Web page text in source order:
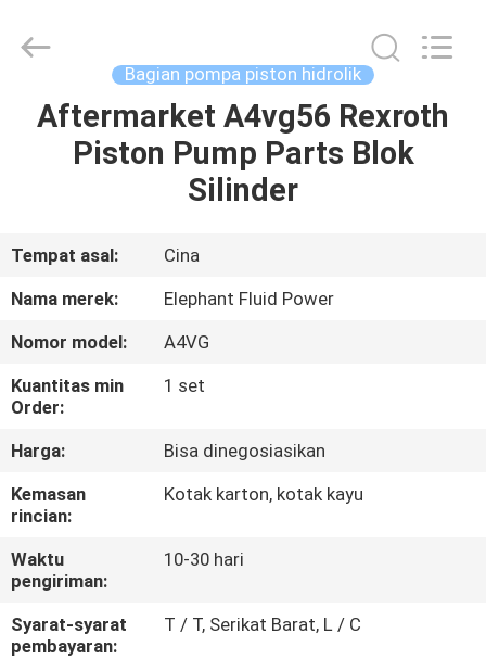
RUMAH
TENTANG
KAMI
TUR
PABRIK
KONTROL
KUALITAS
HUBUNGI
KAMI
Power
Co.,Ltd.
Reserved.
Bagian pompa piston hidrolik
Aftermarket A4vg56 Rexroth
Piston Pump Parts Blok
Silinder
Tempat asal:
Cina
Nama merek:
Elephant Fluid Power
Nomor model:
A4VG
Kuantitas min
Order:
1 set
Harga:
Bisa dinegosiasikan
Kemasan
rincian:
Kotak karton, kotak kayu
Waktu
pengiriman:
10-30 hari
Syarat-syarat
pembayaran:
T / T, Serikat Barat, L / C